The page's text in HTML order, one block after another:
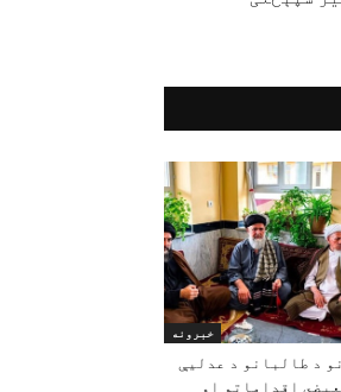
خبرونه
د طالبانو د عدلیې
اقداماتو او